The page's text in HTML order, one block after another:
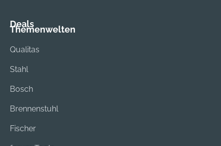
Deals
Themenwelten
Qualitas
Stahl
Bosch
Brennenstuhl
Fischer